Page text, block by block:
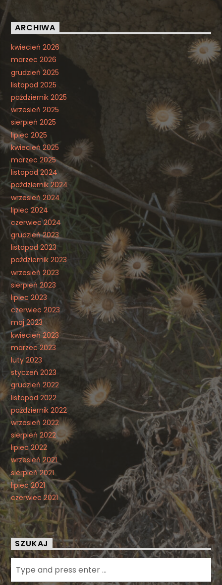
ARCHIWA
kwiecień 2026
marzec 2026
grudzień 2025
listopad 2025
październik 2025
wrzesień 2025
sierpień 2025
lipiec 2025
kwiecień 2025
marzec 2025
listopad 2024
październik 2024
wrzesień 2024
lipiec 2024
czerwiec 2024
grudzień 2023
listopad 2023
październik 2023
wrzesień 2023
sierpień 2023
lipiec 2023
czerwiec 2023
maj 2023
kwiecień 2023
marzec 2023
luty 2023
styczeń 2023
grudzień 2022
listopad 2022
październik 2022
wrzesień 2022
sierpień 2022
lipiec 2022
wrzesień 2021
sierpień 2021
lipiec 2021
czerwiec 2021
SZUKAJ